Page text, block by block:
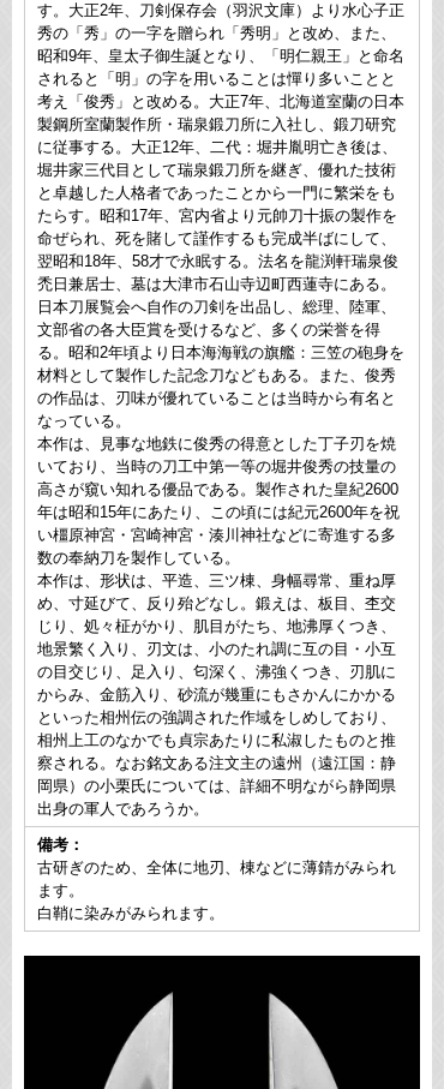
す。大正2年、刀剣保存会（羽沢文庫）より水心子正
秀の「秀」の一字を贈られ「秀明」と改め、また、
昭和9年、皇太子御生誕となり、「明仁親王」と命名
されると「明」の字を用いることは憚り多いことと
考え「俊秀」と改める。大正7年、北海道室蘭の日本
製鋼所室蘭製作所・瑞泉鍛刀所に入社し、鍛刀研究
に従事する。大正12年、二代：堀井胤明亡き後は、
堀井家三代目として瑞泉鍛刀所を継ぎ、優れた技術
と卓越した人格者であったことから一門に繁栄をも
たらす。昭和17年、宮内省より元帥刀十振の製作を
命ぜられ、死を賭して謹作するも完成半ばにして、
翌昭和18年、58才で永眠する。法名を龍渕軒瑞泉俊
禿日兼居士、墓は大津市石山寺辺町西蓮寺にある。
日本刀展覧会へ自作の刀剣を出品し、総理、陸軍、
文部省の各大臣賞を受けるなど、多くの栄誉を得
る。昭和2年頃より日本海海戦の旗艦：三笠の砲身を
材料として製作した記念刀などもある。また、俊秀
の作品は、刃味が優れていることは当時から有名と
なっている。
本作は、見事な地鉄に俊秀の得意とした丁子刃を焼
いており、当時の刀工中第一等の堀井俊秀の技量の
高さが窺い知れる優品である。製作された皇紀2600
年は昭和15年にあたり、この頃には紀元2600年を祝
い橿原神宮・宮崎神宮・湊川神社などに寄進する多
数の奉納刀を製作している。
本作は、形状は、平造、三ツ棟、身幅尋常、重ね厚
め、寸延びて、反り殆どなし。鍛えは、板目、杢交
じり、処々柾がかり、肌目がたち、地沸厚くつき、
地景繁く入り、刃文は、小のたれ調に互の目・小互
の目交じり、足入り、匂深く、沸強くつき、刃肌に
からみ、金筋入り、砂流が幾重にもさかんにかかる
といった相州伝の強調された作域をしめしており、
相州上工のなかでも貞宗あたりに私淑したものと推
察される。なお銘文ある注文主の遠州（遠江国：静
岡県）の小栗氏については、詳細不明ながら静岡県
出身の軍人であろうか。
備考：
古研ぎのため、全体に地刃、棟などに薄錆がみられ
ます。
白鞘に染みがみられます。